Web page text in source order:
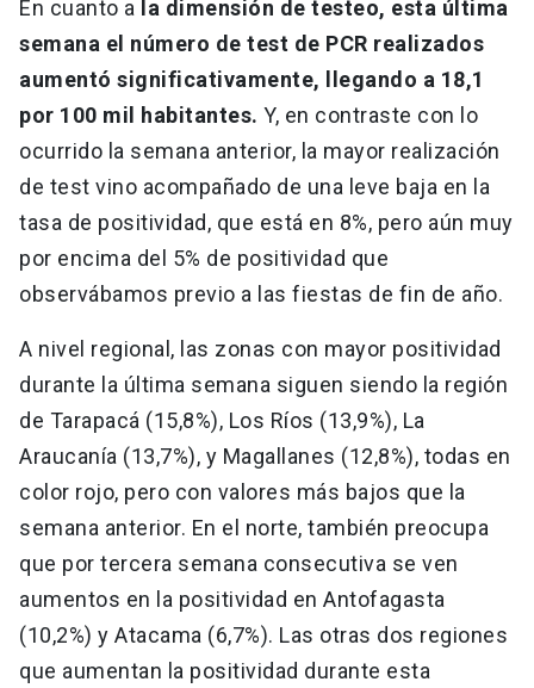
En cuanto a
la dimensión de testeo, esta última
semana el número de test de PCR realizados
aumentó significativamente, llegando a 18,1
por 100 mil habitantes. Y, en contraste con lo
ocurrido la semana anterior, la mayor realización
de test vino acompañado de una leve baja en la
tasa de positividad, que está en 8%, pero aún muy
por encima del 5% de positividad que
observábamos previo a las fiestas de fin de año.
A nivel regional, las zonas con mayor positividad
durante la última semana siguen siendo la región
de Tarapacá (15,8%), Los Ríos (13,9%), La
Araucanía (13,7%), y Magallanes (12,8%), todas en
color rojo, pero con valores más bajos que la
semana anterior. En el norte, también preocupa
que por tercera semana consecutiva se ven
aumentos en la positividad en Antofagasta
(10,2%) y Atacama (6,7%). Las otras dos regiones
que aumentan la positividad durante esta